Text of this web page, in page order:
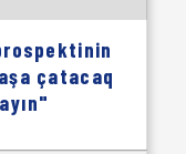
çatacaq